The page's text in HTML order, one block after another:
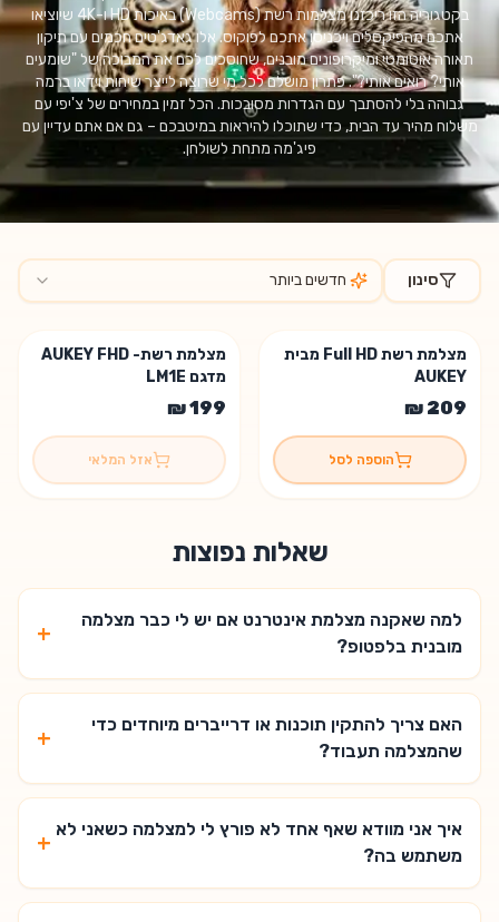
בקטגוריה הזו ריכזנו מצלמות רשת (Webcams) באיכות HD ו-4K שיוציאו
אתכם מהפיקסלים ויכניסו אתכם לפוקוס. אלו גאדג'טים חכמים עם תיקון
תאורה אוטומטי ומיקרופונים מובנים, שחוסכים לכם את המבוכה של "שומעים
אותי? רואים אותי?". פתרון מושלם לכל מי שרוצה לייצר שיחות וידאו ברמה
גבוהה בלי להסתבך עם הגדרות מסובכות. הכל זמין במחירים של צ'יפי עם
משלוח מהיר עד הבית, כדי שתוכלו להיראות במיטבכם – גם אם אתם עדיין עם
פיג'מה מתחת לשולחן.
סינון חדשים ביותר
מצלמת רשת Full HD מבית
AUKEY
הוספה לסל
אזל המלאי 😢 מצלמת רשת- AUKEY FHD
מדגם LM1E
אזל המלאי
שאלות נפוצות
למה שאקנה מצלמת אינטרנט אם יש לי כבר מצלמה
מובנית בלפטופ?
+
האם צריך להתקין תוכנות או דרייברים מיוחדים כדי
שהמצלמה תעבוד?
+
איך אני מוודא שאף אחד לא פורץ לי למצלמה כשאני לא
משתמש בה?
+